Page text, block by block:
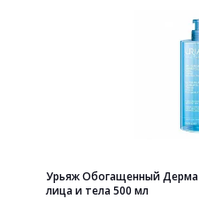
Урьяж Обогащенный
лица и тела 500 мл